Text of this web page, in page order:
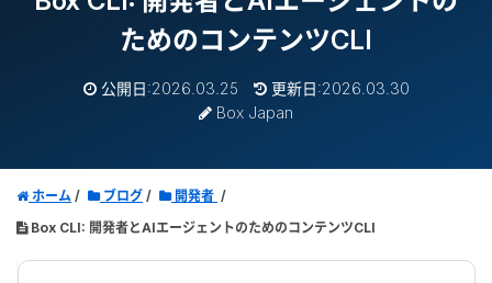
ためのコンテンツCLI
公開日:2026.03.25
更新日:2026.03.30
Box Japan
ホーム ブログ
開発者
Box CLI: 開発者とAIエージェントのためのコンテンツCLI